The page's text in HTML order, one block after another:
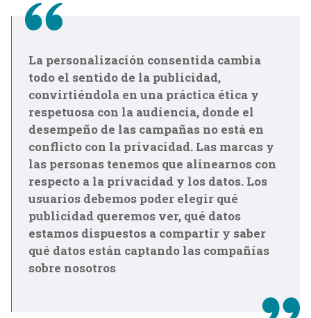
La personalización consentida cambia
todo el sentido de la publicidad,
convirtiéndola en una práctica ética y
respetuosa con la audiencia, donde el
desempeño de las campañas no está en
conflicto con la privacidad. Las marcas y
las personas tenemos que alinearnos con
respecto a la privacidad y los datos. Los
usuarios debemos poder elegir qué
publicidad queremos ver, qué datos
estamos dispuestos a compartir y saber
qué datos están captando las compañías
sobre nosotros